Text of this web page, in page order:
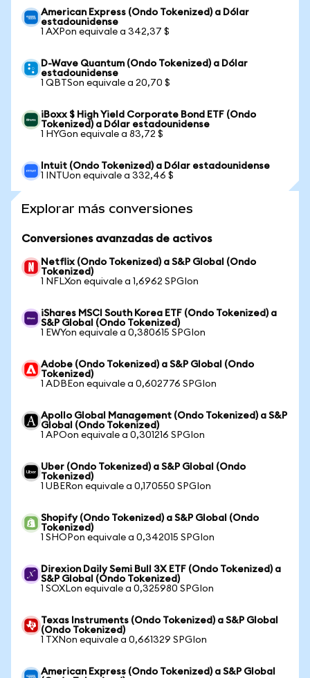
American Express (Ondo Tokenized) a Dólar
estadounidense
1 AXPon equivale a 342,37 $
D-Wave Quantum (Ondo Tokenized) a Dólar
estadounidense
1 QBTSon equivale a 20,70 $
iBoxx $ High Yield Corporate Bond ETF (Ondo
Tokenized) a Dólar estadounidense
1 HYGon equivale a 83,72 $
Intuit (Ondo Tokenized) a Dólar estadounidense
1 INTUon equivale a 332,46 $
Explorar más conversiones
Conversiones avanzadas de activos
Netflix (Ondo Tokenized) a S&P Global (Ondo
Tokenized)
1 NFLXon equivale a 1,6962 SPGIon
iShares MSCI South Korea ETF (Ondo Tokenized) a
S&P Global (Ondo Tokenized)
1 EWYon equivale a 0,380615 SPGIon
Adobe (Ondo Tokenized) a S&P Global (Ondo
Tokenized)
1 ADBEon equivale a 0,602776 SPGIon
Apollo Global Management (Ondo Tokenized) a S&P
Global (Ondo Tokenized)
1 APOon equivale a 0,301216 SPGIon
Uber (Ondo Tokenized) a S&P Global (Ondo
Tokenized)
1 UBERon equivale a 0,170550 SPGIon
Shopify (Ondo Tokenized) a S&P Global (Ondo
Tokenized)
1 SHOPon equivale a 0,342015 SPGIon
Direxion Daily Semi Bull 3X ETF (Ondo Tokenized) a
S&P Global (Ondo Tokenized)
1 SOXLon equivale a 0,325980 SPGIon
Texas Instruments (Ondo Tokenized) a S&P Global
(Ondo Tokenized)
1 TXNon equivale a 0,661329 SPGIon
American Express (Ondo Tokenized) a S&P Global